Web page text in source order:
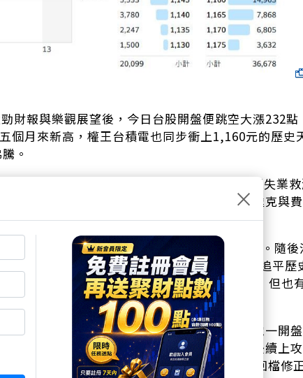
財報與樂觀展望後，今日台股開盤便跳空大漲232
個月來新高，權王台積電也同步衝上1,160元的歷史
。
主因。美國6月零售銷售月增0.6%，搭配初領失業
業市場穩健。美股四大指數全面收紅，那斯達克與
，直接點燃今日開盤氣勢。
（EPS）高達15.36元，刷新史上最強Q2紀錄。隨後
勵今早開盤股價跳空至1,155元後一路強攻，追平歷
步追捧，外資更一舉將目標價調升至1,280元，但也
賣的出貨操作。
指數氣勢如虹，但高點恐已出現。尤其台積電一開
本就是獲利了結賣壓偏重的日子，預估指數後續上
，反映「出量見高」的訊號，接下來恐進入回檔修
×